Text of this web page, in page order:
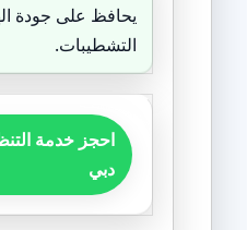
يحافظ على جودة
التشطيبات.
احجز خدمة
دبي